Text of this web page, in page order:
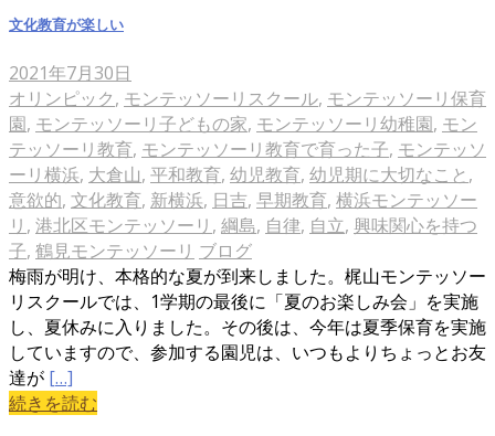
文化教育が楽しい
2021年7月30日
オリンピック, モンテッソーリスクール, モンテッソーリ保育
園, モンテッソーリ子どもの家, モンテッソーリ幼稚園, モン
テッソーリ教育, モンテッソーリ教育で育った子, モンテッソ
ーリ横浜, 大倉山, 平和教育, 幼児教育, 幼児期に大切なこと ,
意欲的, 文化教育, 新横浜, 日吉, 早期教育, 横浜モンテッソー
リ , 港北区モンテッソーリ , 綱島, 自律, 自立, 興味関心を持つ
子, 鶴見モンテッソーリ ブログ
梅雨が明け、本格的な夏が到来しました。梶山モンテッソー
リスクールでは、1学期の最後に「夏のお楽しみ会」を実施
し、夏休みに入りました。その後は、今年は夏季保育を実施
していますので、参加する園児は、いつもよりちょっとお友
達が […]
続きを読む